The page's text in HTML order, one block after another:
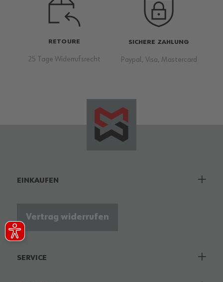
RETOURE
25 Tage Widerrufsrecht
SICHERE ZAHLUNG
Paypal, Visa, Mastercard
EINKAUFEN
Vertrag widerrufen
SERVICE